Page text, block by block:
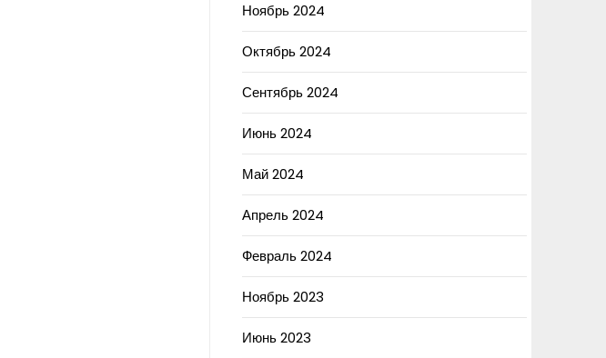
Ноябрь 2024
Октябрь 2024
Сентябрь 2024
Июнь 2024
Май 2024
Апрель 2024
Февраль 2024
Ноябрь 2023
Июнь 2023